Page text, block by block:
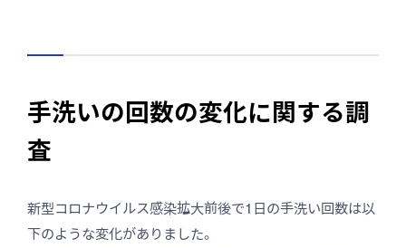
手洗いの回数の変化に関する調
査
新型コロナウイルス感染拡大前後で1日の手洗い回数は以
下のような変化がありました。